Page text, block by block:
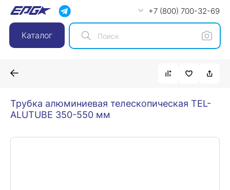
+7 (800) 700-32-69
Каталог
Трубка алюминиевая телескопическая TEL-
ALUTUBE 350-550 мм